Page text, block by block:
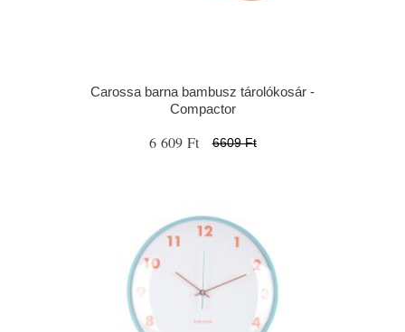
Carossa barna bambusz tárolókosár -
Compactor
6 609 Ft 6609 Ft